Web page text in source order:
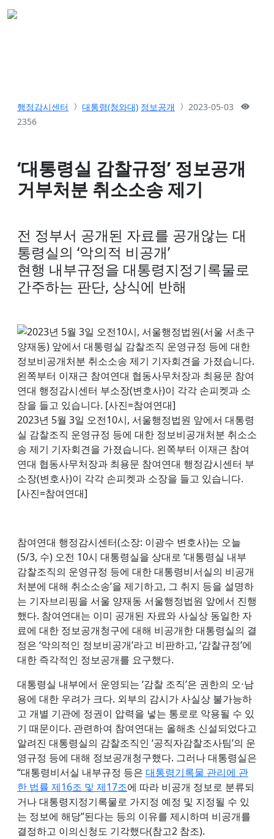
행정감시센터 대통령(청와대) 정보공개
2023-05-03
2356
‘대통령실 감찰규정’ 정보공개
거부처분 취소소송 제기
전 정부서 공개된 자료를 공개않는 대
통령실의 ‘악의적 비공개’
현행 내부규정을 대통령지정기록물로
간주하는 판단, 상식에 반해
2023년 5월 3일 오전10시, 서울행정법원 앞에서 대통령
실 감찰조직 운영규정 등에 대한 정보비공개처분 취소소
송 제기 기자회견을 가졌습니다. 왼쪽부터 이재근 참여
연대 협동사무처장과 최용문 참여연대 행정감시센터 부
소장(변호사)이 각각 손피켓과 소장을 들고 있습니다.
[사진=참여연대]
참여연대 행정감시센터(소장: 이광수 변호사)는 오늘
(5/3, 수) 오전 10시 대통령실을 상대로 ‘대통령실 내부
감찰조직의 운영규정 등에 대한 대통령비서실의 비공개
처분에 대해 취소소송’을 제기하고, 그 취지 등을 설명하
는 기자브리핑을 서울 양재동 서울행정법원 앞에서 진행
했다. 참여연대는 이미 공개된 자료와 사실상 동일한 자
료에 대한 정보공개청구에 대해 비공개한 대통령실의 결
정은 ‘악의적인 정보비공개’라고 비판하고, ‘감찰규정’에
대한 즉각적인 정보공개를 요구했다.
대통령실 내부에서 운영되는 ‘감찰 조직’은 권한의 오⋅남
용에 대한 우려가 크다. 외부의 감시가 사실상 불가능하
고 개별 기관에 정권이 압력을 넣는 통로로 악용될 수 있
기 때문이다. 관련하여 참여연대는 올해초 신설되었다고
알려진 대통령실의 감찰조직인 ‘공직자감찰조사팀’의 운
영규정 등에 대해 정보공개청구했다. 그러나 대통령실은
“대통령비서실 내부규정 등은 대통령기록물 관리에 관
한 법률 제16조 및 제17조에 따라 비공개 정보로 분류되
거나 대통령지정기록물로 가지정 예정 및 지정될 수 있
는 정보에 해당”된다는 등의 이유를 제시하며 비공개를
결정하고 이의신청도 기각했다(참고2 참조).